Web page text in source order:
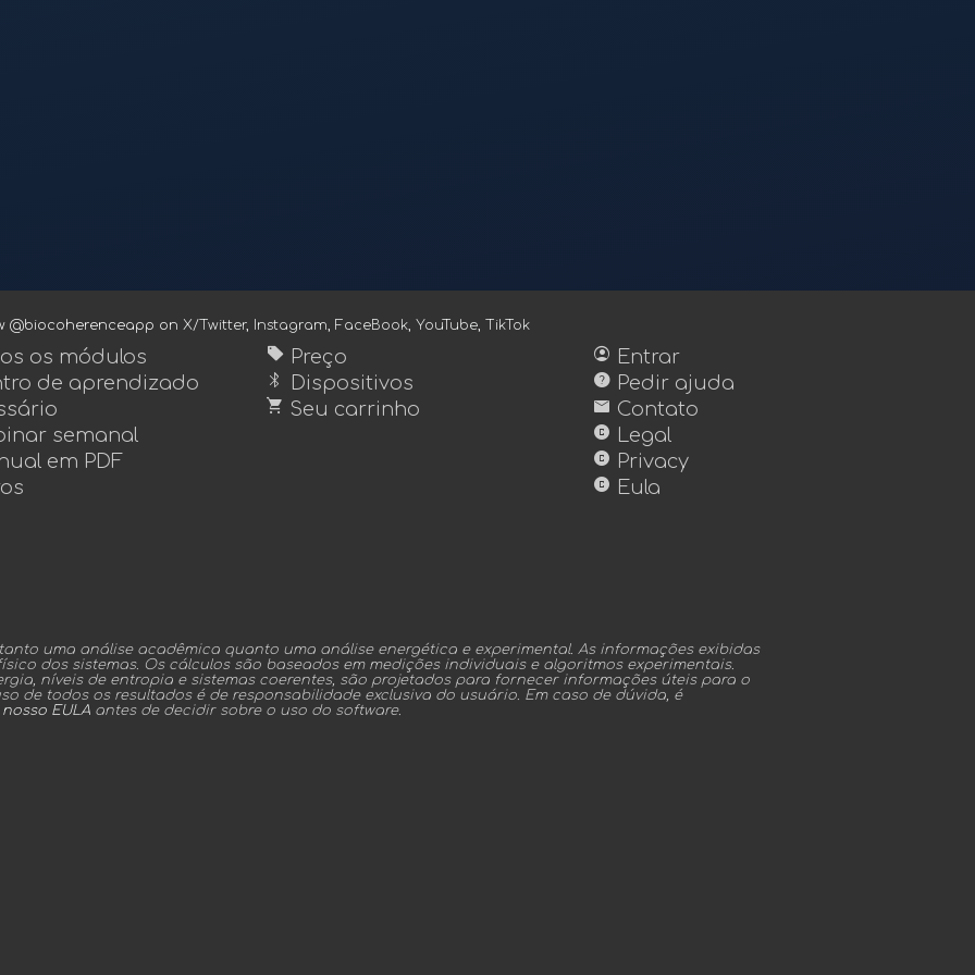
@biocoherenceapp on X/Twitter, Instagram, FaceBook, YouTube, TikTok
os módulos
de aprendizado
semanal
em PDF
sell Preço
bluetooth Dispositivos
shopping_cart Seu carrinho
account_circle Entrar
help Pedir ajuda
mail Contato
copyright Legal
copyright Privacy
copyright Eula
uma análise acadêmica quanto uma análise energética e experimental. As informações exibidas
dos sistemas. Os cálculos são baseados em medições individuais e algoritmos experimentais.
níveis de entropia e sistemas coerentes, são projetados para fornecer informações úteis para o
de todos os resultados é de responsabilidade exclusiva do usuário. Em caso de dúvida, é
EULA antes de decidir sobre o uso do software.